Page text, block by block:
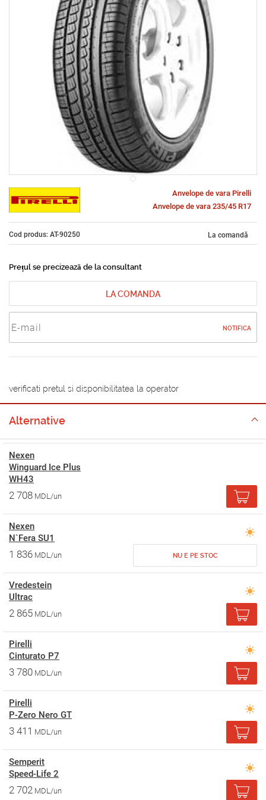
Anvelope de vara Pirelli
Anvelope de vara 235/45 R17
Cod produs: AT-90250 La comandă
Prețul se precizează de la consultant
LA COMANDA
NOTIFICA
verificati pretul si disponibilitatea la operator
Alternative
Nexen
Winguard Ice Plus
WH43
2 708 MDL/un
Nexen
N`Fera SU1
1 836 MDL/un NU E PE STOC
Vredestein
Ultrac
2 865 MDL/un
Pirelli
Cinturato P7
3 780 MDL/un
Pirelli
P-Zero Nero GT
3 411 MDL/un
Semperit
Speed-Life 2
2 702 MDL/un